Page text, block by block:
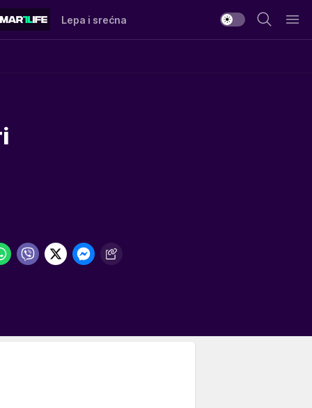
Lepa i srećna